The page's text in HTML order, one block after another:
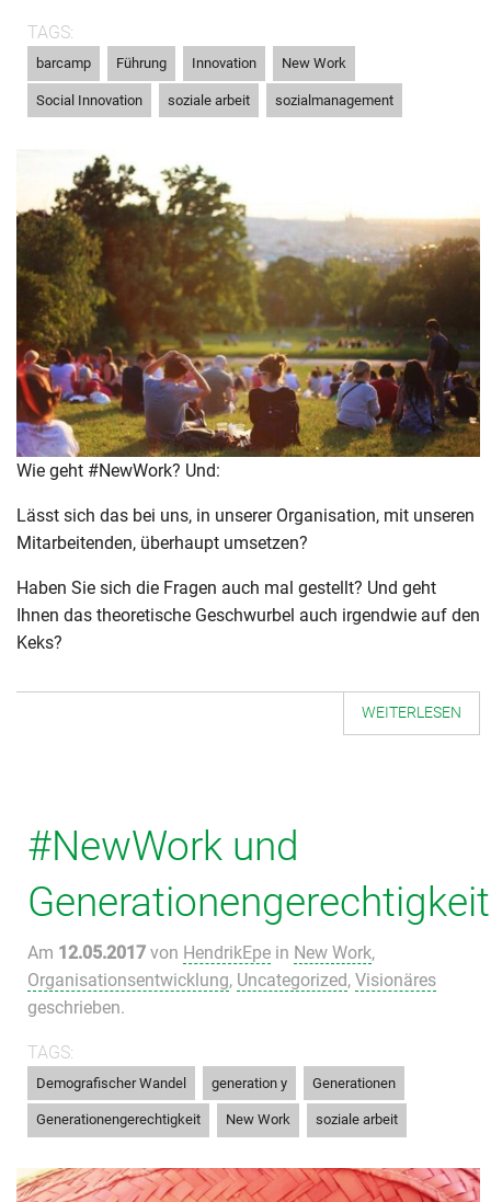
TAGS:
barcamp Führung Innovation New Work
Social Innovation soziale arbeit sozialmanagement
Wie geht #NewWork? Und:
Lässt sich das bei uns, in unserer Organisation, mit unseren
Mitarbeitenden, überhaupt umsetzen?
Haben Sie sich die Fragen auch mal gestellt? Und geht
Ihnen das theoretische Geschwurbel auch irgendwie auf den
Keks?
WEITERLESEN
#NewWork und
Generationengerechtigkeit
Am 12.05.2017 von HendrikEpe in New Work,
Organisationsentwicklung, Uncategorized, Visionäres
geschrieben.
TAGS:
Demografischer Wandel generation y Generationen
Generationengerechtigkeit New Work soziale arbeit